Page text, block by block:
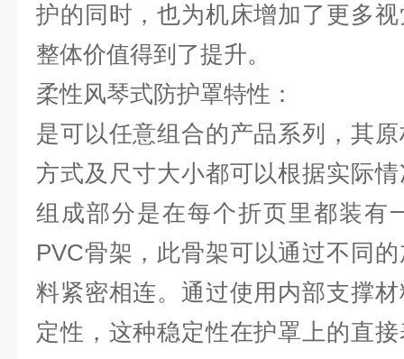
护的同时，也为机床增加了更多
整体价值得到了提升。
柔性风琴式防护罩特性：
是可以任意组合的产品系列，其
方式及尺寸大小都可以根据实际
组成部分是在每个折页里都装有
PVC骨架，此骨架可以通过不同
料紧密相连。通过使用内部支撑
定性，这种稳定性在护罩上的直